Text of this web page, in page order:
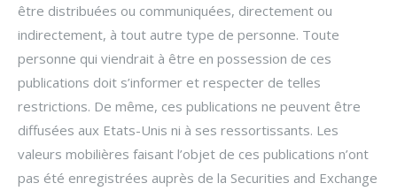
être distribuées ou communiquées, directement ou
indirectement, à tout autre type de personne. Toute
personne qui viendrait à être en possession de ces
publications doit s’informer et respecter de telles
restrictions. De même, ces publications ne peuvent être
diffusées aux Etats-Unis ni à ses ressortissants. Les
valeurs mobilières faisant l’objet de ces publications n’ont
pas été enregistrées auprès de la Securities and Exchange